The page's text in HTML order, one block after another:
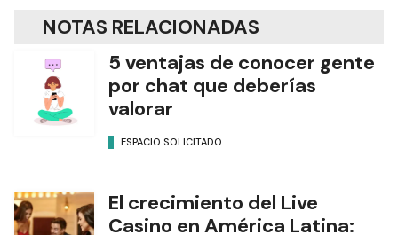
NOTAS RELACIONADAS
5 ventajas de conocer gente
por chat que deberías
valorar
ESPACIO SOLICITADO
El crecimiento del Live
Casino en América Latina: